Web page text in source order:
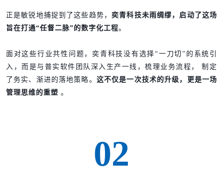
正是敏锐地捕捉到了这些趋势，奕青科技未雨绸缪，启动了这场
旨在打通“任督二脉”的数字化工程。
面对这些行业共性问题，奕青科技没有选择“一刀切”的系统引
入，而是与普实软件团队深入生产一线，梳理业务流程，制定
了务实、渐进的落地策略。 这不仅是一次技术的升级，更是一场
管理思维的重塑 。
02